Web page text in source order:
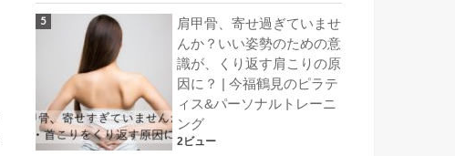
肩甲骨、寄せ過ぎていませ
んか？いい姿勢のための意
識が、くり返す肩こりの原
因に？ | 今福鶴見のピラテ
ィス&パーソナルトレーニ
ング
2ビュー